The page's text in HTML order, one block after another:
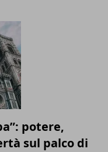
potere,
sul palco di